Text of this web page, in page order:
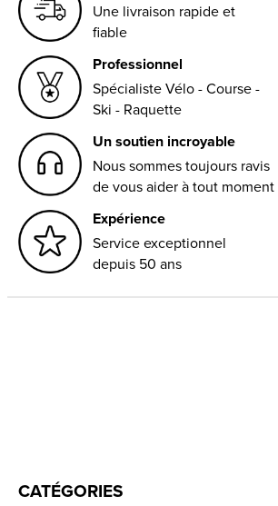
Une livraison rapide et
fiable
Professionnel
Spécialiste Vélo - Course -
Ski - Raquette
Un soutien incroyable
Nous sommes toujours ravis
de vous aider à tout moment
Expérience
Service exceptionnel
depuis 50 ans
CATÉGORIES